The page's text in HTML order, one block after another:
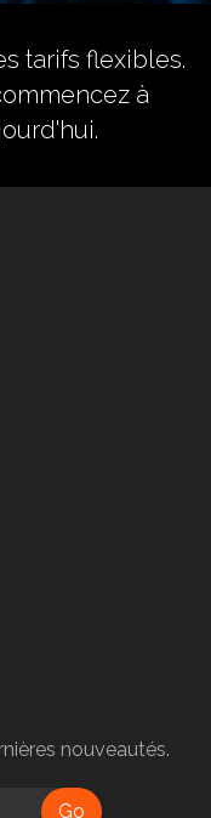
tarifs flexibles.
à
nouveautés.
Go